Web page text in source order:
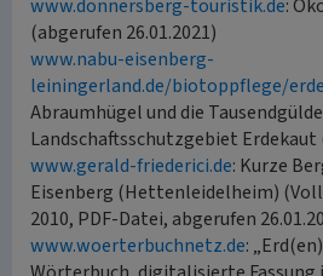
www.donnersberg-touristik.de:
(abgerufen 26.01.2021)
www.nabu-eisenberg-
leiningerland.de/biotoppflege/
Abraumhügel und die
Landschaftsschutzgebiet Erdekaut
www.gerald-friederici.de: Kurze
Eisenberg (Hettenleidelheim)
2010, PDF-Datei, abgerufen
www.woerterbuchnetz.de: